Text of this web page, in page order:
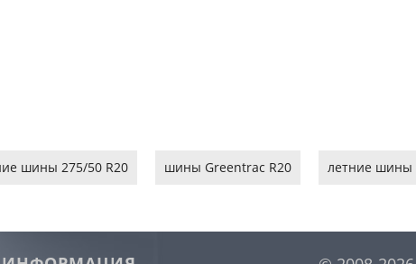
шины 275/50 R20 шины Greentrac R20 летние шины